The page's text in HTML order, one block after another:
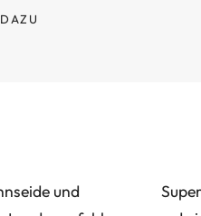
und